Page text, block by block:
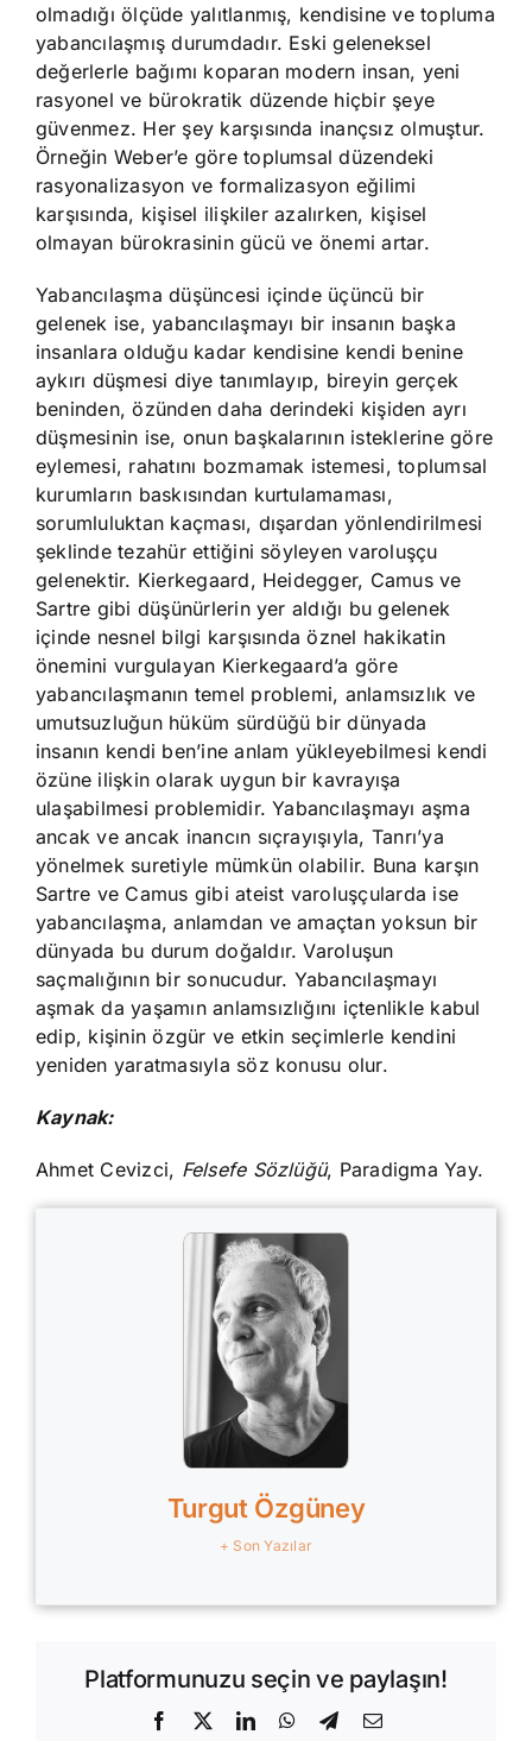
olmadığı ölçüde yalıtlanmış, kendisine ve topluma
yabancılaşmış durumdadır. Eski geleneksel
değerlerle bağımı koparan modern insan, yeni
rasyonel ve bürokratik düzende hiçbir şeye
güvenmez. Her şey karşısında inançsız olmuştur.
Örneğin Weber’e göre toplumsal düzendeki
rasyonalizasyon ve formalizasyon eğilimi
karşısında, kişisel ilişkiler azalırken, kişisel
olmayan bürokrasinin gücü ve önemi artar.
Yabancılaşma düşüncesi içinde üçüncü bir
gelenek ise, yabancılaşmayı bir insanın başka
insanlara olduğu kadar kendisine kendi benine
aykırı düşmesi diye tanımlayıp, bireyin gerçek
beninden, özünden daha derindeki kişiden ayrı
düşmesinin ise, onun başkalarının isteklerine göre
eylemesi, rahatını bozmamak istemesi, toplumsal
kurumların baskısından kurtulamaması,
sorumluluktan kaçması, dışardan yönlendirilmesi
şeklinde tezahür ettiğini söyleyen varoluşçu
gelenektir. Kierkegaard, Heidegger, Camus ve
Sartre gibi düşünürlerin yer aldığı bu gelenek
içinde nesnel bilgi karşısında öznel hakikatin
önemini vurgulayan Kierkegaard’a göre
yabancılaşmanın temel problemi, anlamsızlık ve
umutsuzluğun hüküm sürdüğü bir dünyada
insanın kendi ben’ine anlam yükleyebilmesi kendi
özüne ilişkin olarak uygun bir kavrayışa
ulaşabilmesi problemidir. Yabancılaşmayı aşma
ancak ve ancak inancın sıçrayışıyla, Tanrı’ya
yönelmek suretiyle mümkün olabilir. Buna karşın
Sartre ve Camus gibi ateist varoluşçularda ise
yabancılaşma, anlamdan ve amaçtan yoksun bir
dünyada bu durum doğaldır. Varoluşun
saçmalığının bir sonucudur. Yabancılaşmayı
aşmak da yaşamın anlamsızlığını içtenlikle kabul
edip, kişinin özgür ve etkin seçimlerle kendini
yeniden yaratmasıyla söz konusu olur.
Kaynak:
Ahmet Cevizci, Felsefe Sözlüğü, Paradigma Yay.
Turgut Özgüney
+ Son Yazılar
Platformunuzu seçin ve paylaşın!
Facebook
X LinkedInWhatsApp
Telegram
E-